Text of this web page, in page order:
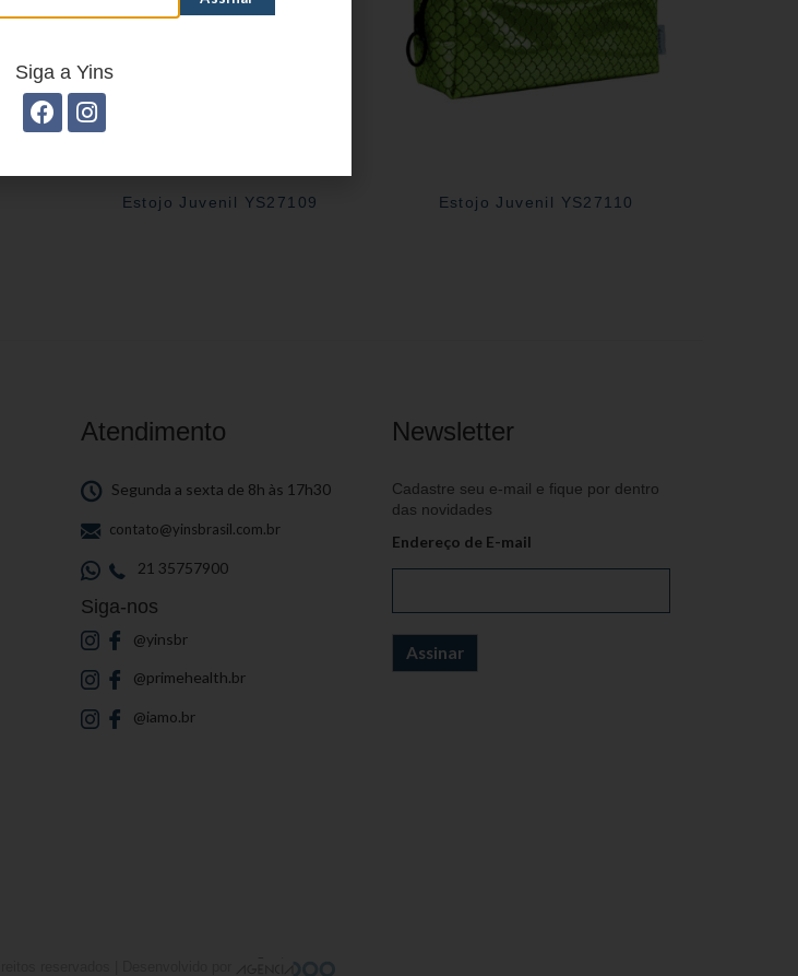
Estojo Juvenil YS27109 Estojo Juvenil YS27110
Atendimento
Segunda a sexta de 8h às 17h30
contato@yinsbrasil.com.br
21 35757900
Siga-nos
@yinsbr
@primehealth.br
@iamo.br
Newsletter
Cadastre seu e-mail e fique por dentro
das novidades
Endereço de E-mail
Siga a Yins